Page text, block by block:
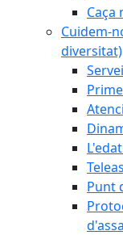
Caça
Cuidem-
diversitat)
Punt